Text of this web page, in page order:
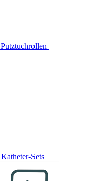
Putztuchrollen
Katheter-Sets